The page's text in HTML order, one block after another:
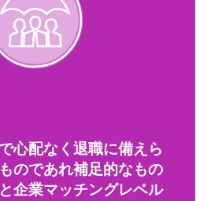
心配なく退職に備えら
のであれ補足的なもの
企業マッチングレベル